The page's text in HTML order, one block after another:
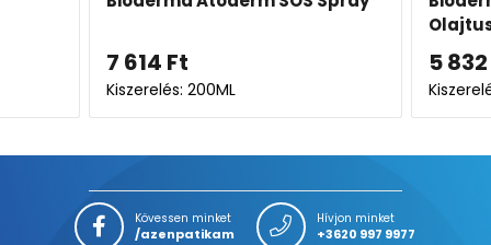
5 832 Ft
Kiszerelés: 200ML-1000ML
9 450
Kövessen minket
/azenpatikam
Hívjon minket
+3620 997 9977